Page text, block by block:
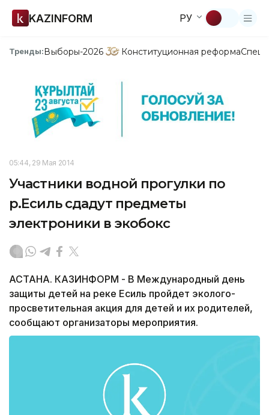
KAZINFORM РУ
Тренды:Выборы-2026 Конституционная реформа
05:44, 29 Мая 2014
Участники водной прогулки по
р.Есиль сдадут предметы
электроники в экобокс
АСТАНА. КАЗИНФОРМ - В Международный день
защиты детей на реке Есиль пройдет эколого-
просветительная акция для детей и их родителей,
сообщают организаторы мероприятия.